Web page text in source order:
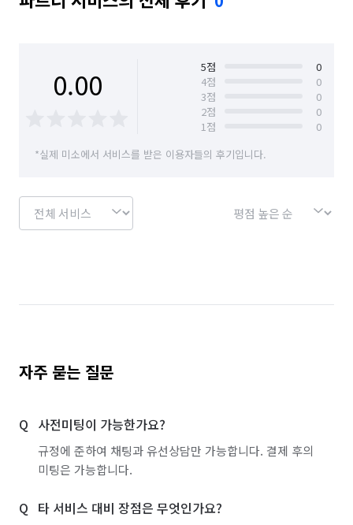
0.00 5점
0
4점
0
3점
0
2점
0
1점
0
*실제 미소에서 서비스를 받은 이용자들의 후기입니다.
자주 묻는 질문
사전미팅이 가능한가요?
규정에 준하여 채팅과 유선상담만 가능합니다. 결제 후의
미팅은 가능합니다.
타 서비스 대비 장점은 무엇인가요?